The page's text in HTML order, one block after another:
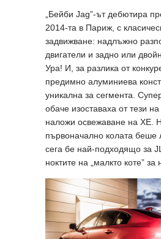
„Бейби Jag”-ът дебютира
2014-та в Париж, с
задвижване: надлъжно
двигатели и задно или
Ура! И, за разлика от
предимно алуминиева
уникална за сегмента.
обаче изоставаха от тези
наложи освежаване на XE.
първоначално колата беше
сега бе най-подходящо за
ноктите на „малкто коте” за